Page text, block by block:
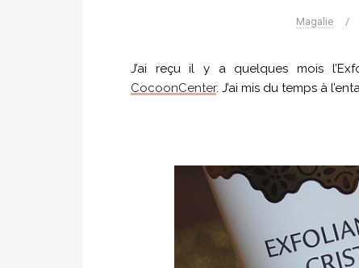
Magalie /
J’ai reçu il y a quelques mois
CocoonCenter. J’ai mis du temps à